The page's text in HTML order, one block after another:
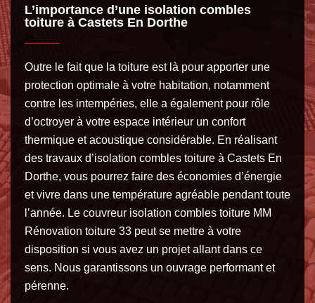
L’importance d’une isolation combles
toiture à Castets En Dorthe
Outre le fait que la toiture est là pour apporter une
protection optimale à votre habitation, notamment
contre les intempéries, elle a également pour rôle
d’octroyer à votre espace intérieur un confort
thermique et acoustique considérable. En réalisant
des travaux d’isolation combles toiture à Castets En
Dorthe, vous pourrez faire des économies d’énergie
et vivre dans une température agréable pendant toute
l’année. Le couvreur isolation combles toiture MM
Rénovation toiture 33 peut se mettre à votre
disposition si vous avez un projet allant dans ce
sens. Nous garantissons un ouvrage performant et
pérenne.